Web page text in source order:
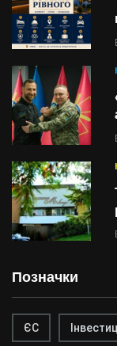
Позначки
ЄС